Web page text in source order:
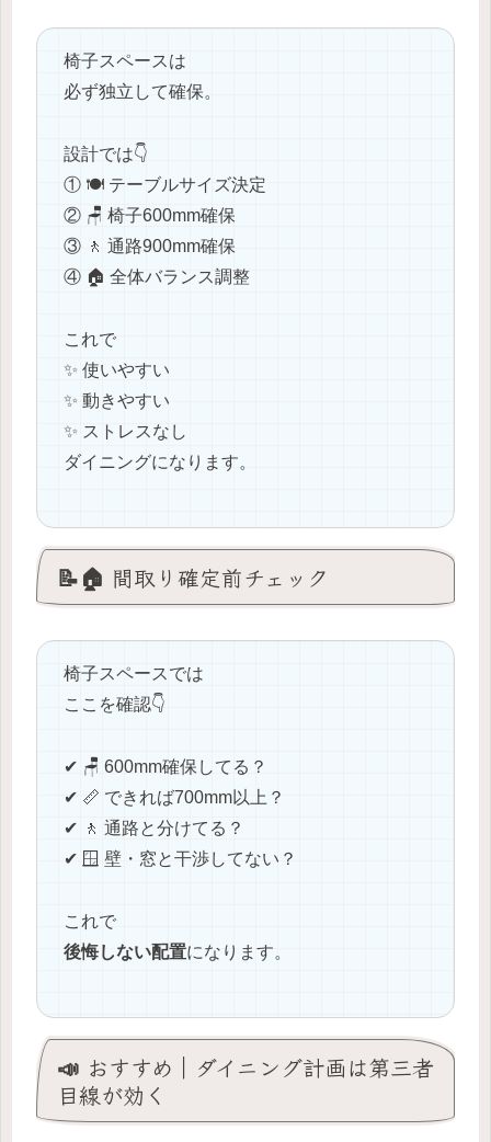
椅子スペースは
必ず独立して確保。
設計では👇
① 🍽️ テーブルサイズ決定
② 🪑 椅子600mm確保
③ 🚶 通路900mm確保
④ 🏠 全体バランス調整
これで
✨ 使いやすい
✨ 動きやすい
✨ ストレスなし
ダイニングになります。
📝🏠 間取り確定前チェック
椅子スペースでは
ここを確認👇
✔ 🪑 600mm確保してる？
✔ 📏 できれば700mm以上？
✔ 🚶 通路と分けてる？
✔ 🪟 壁・窓と干渉してない？
これで
後悔しない配置になります。
📣 おすすめ｜ダイニング計画は第三者
目線が効く